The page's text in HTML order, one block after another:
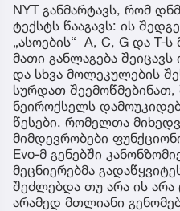
NYT განმარტავს, რომ
ტექსტს წააგავს: ის
„ასოების“ A, C, G და T-
მათი განლაგება
და სხვა მოლეკულების
სურდათ
ნეიროქსელს
წესები, რომელთა
მიმდევრობები
Evo-მ გენებში
მეცნიერებმა
შეძლებდა თუ არა ის არა
არამედ მთლიანი